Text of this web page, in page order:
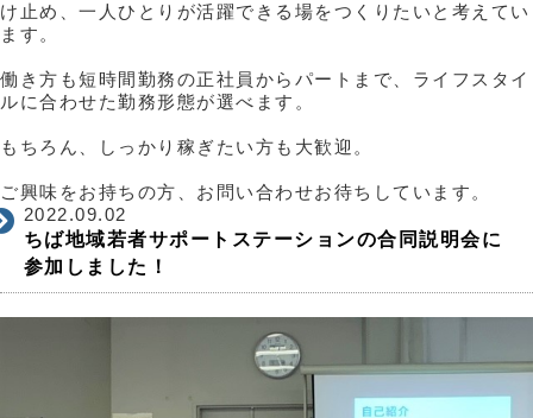
け止め、一人ひとりが活躍できる場をつくりたいと考えてい
ます。
働き方も短時間勤務の正社員からパートまで、ライフスタイ
ルに合わせた勤務形態が選べます。
もちろん、しっかり稼ぎたい方も大歓迎。
ご興味をお持ちの方、お問い合わせお待ちしています。
2022.09.02
ちば地域若者サポートステーションの合同説明会に
参加しました！